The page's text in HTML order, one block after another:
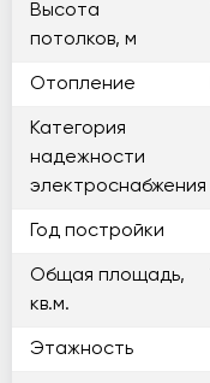
Высота
потолков, м
Отопление
Категория
надежности
электроснабжения
Год постройки
Общая площадь,
кв.м.
Этажность